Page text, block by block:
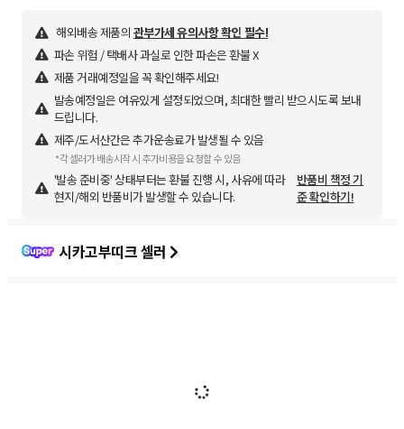
해외배송 제품의 관부가세 유의사항 확인 필수!
파손 위험 / 택배사 과실로 인한 파손은 환불 X
제품 거래예정일을 꼭 확인해주세요!
발송예정일은 여유있게 설정되었으며, 최대한 빨리 받으시도록 보내
드립니다.
제주/도서산간은 추가운송료가 발생될 수 있음
*각 셀러가 배송시작 시 추가비용을 요청할 수 있음
'발송 준비중' 상태부터는 환불 진행 시, 사유에 따라
현지/해외 반품비가 발생할 수 있습니다.
반품비 책정 기
준 확인하기!
시카고부띠크 셀러